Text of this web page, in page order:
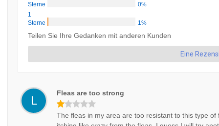
Sterne
0%
1
Sterne
1%
Teilen Sie Ihre Gedanken mit anderen Kunden
Eine
L
Fleas are too strong
The fleas in my area are too resistant to this type